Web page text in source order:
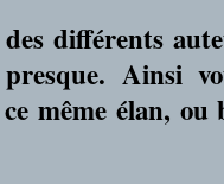
différents
Ainsi
même élan, ou